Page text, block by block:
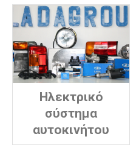
Ηλεκτρικό
σύστημα
αυτοκινήτου